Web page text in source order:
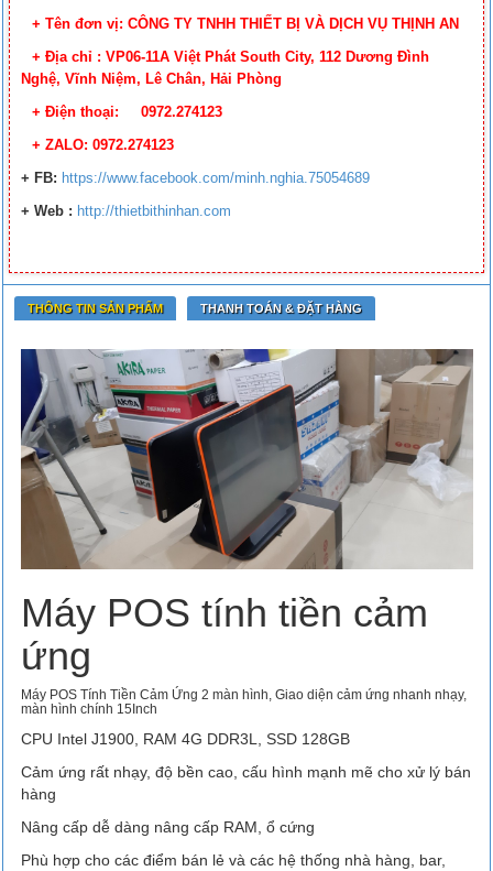
+ Tên đơn vị: CÔNG TY TNHH THIẾT BỊ VÀ DỊCH VỤ THỊNH AN
+ Địa chỉ : VP06-11A Việt Phát South City, 112 Dương Đình
Nghệ, Vĩnh Niệm, Lê Chân, Hải Phòng
+ Điện thoại: 0972.274123
+ ZALO: 0972.274123
+ FB: https://www.facebook.com/minh.nghia.75054689
+ Web : http://thietbithinhan.com
THÔNG TIN SẢN PHẨM THANH TOÁN & ĐẶT HÀNG
Máy POS tính tiền cảm
ứng
Máy POS Tính Tiền Cảm Ứng 2 màn hình, Giao diện cảm ứng nhanh nhạy,
màn hình chính 15Inch
CPU Intel J1900, RAM 4G DDR3L, SSD 128GB
Cảm ứng rất nhạy, độ bền cao, cấu hình mạnh mẽ cho xử lý bán
hàng
Nâng cấp dễ dàng nâng cấp RAM, ổ cứng
Phù hợp cho các điểm bán lẻ và các hệ thống nhà hàng, bar,